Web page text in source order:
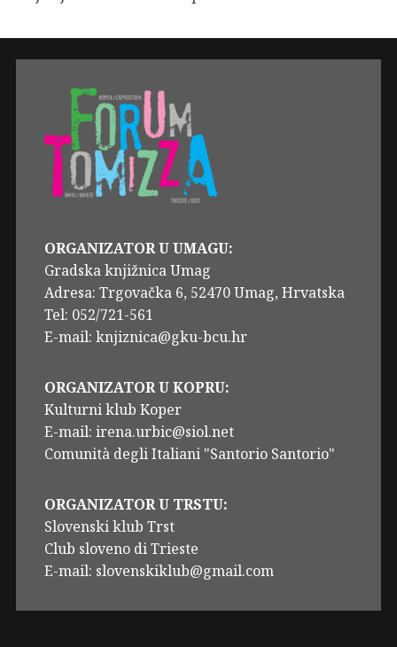
ORGANIZATOR U UMAGU:
Gradska knjižnica Umag
Adresa: Trgovačka 6, 52470 Umag, Hrvatska
Tel: 052/721-561
E-mail: knjiznica@gku-bcu.hr
ORGANIZATOR U KOPRU:
Kulturni klub Koper
E-mail: irena.urbic@siol.net
Comunità degli Italiani "Santorio Santorio"
ORGANIZATOR U TRSTU:
Slovenski klub Trst
Club sloveno di Trieste
E-mail: slovenskiklub@gmail.com